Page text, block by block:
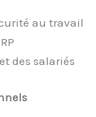
au travail
des salariés